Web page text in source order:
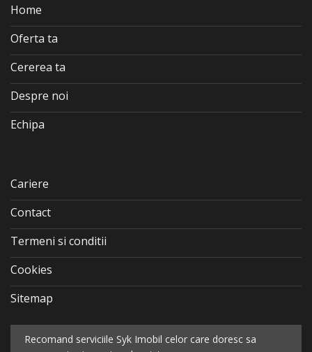
Home
Oferta ta
Cererea ta
Despre noi
Echipa
Cariere
Contact
Termeni si conditii
Cookies
Sitemap
Recomand serviciile Syk Imobil celor care doresc sa